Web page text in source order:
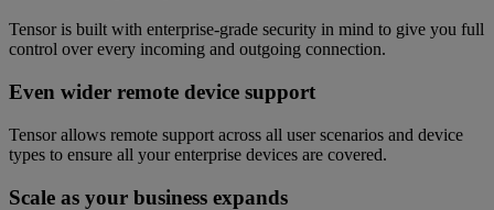
Tensor is built with enterprise-grade security in mind to give you full
control over every incoming and outgoing connection.
Even wider remote device support
Tensor allows remote support across all user scenarios and device
types to ensure all your enterprise devices are covered.
Scale as your business expands